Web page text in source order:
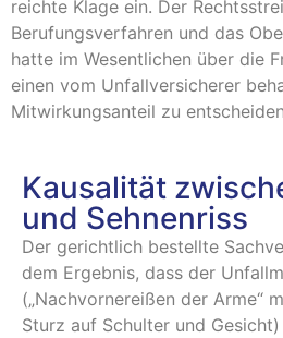
reichte Klage ein. Der
Berufungsverfahren und das
hatte im Wesentlichen über die
einen vom Unfallversicherer
Mitwirkungsanteil zu
Kausalität
und Sehnenriss
Der gerichtlich bestellte
dem Ergebnis, dass der
(„Nachvornereißen der Arme“
Sturz auf Schulter und